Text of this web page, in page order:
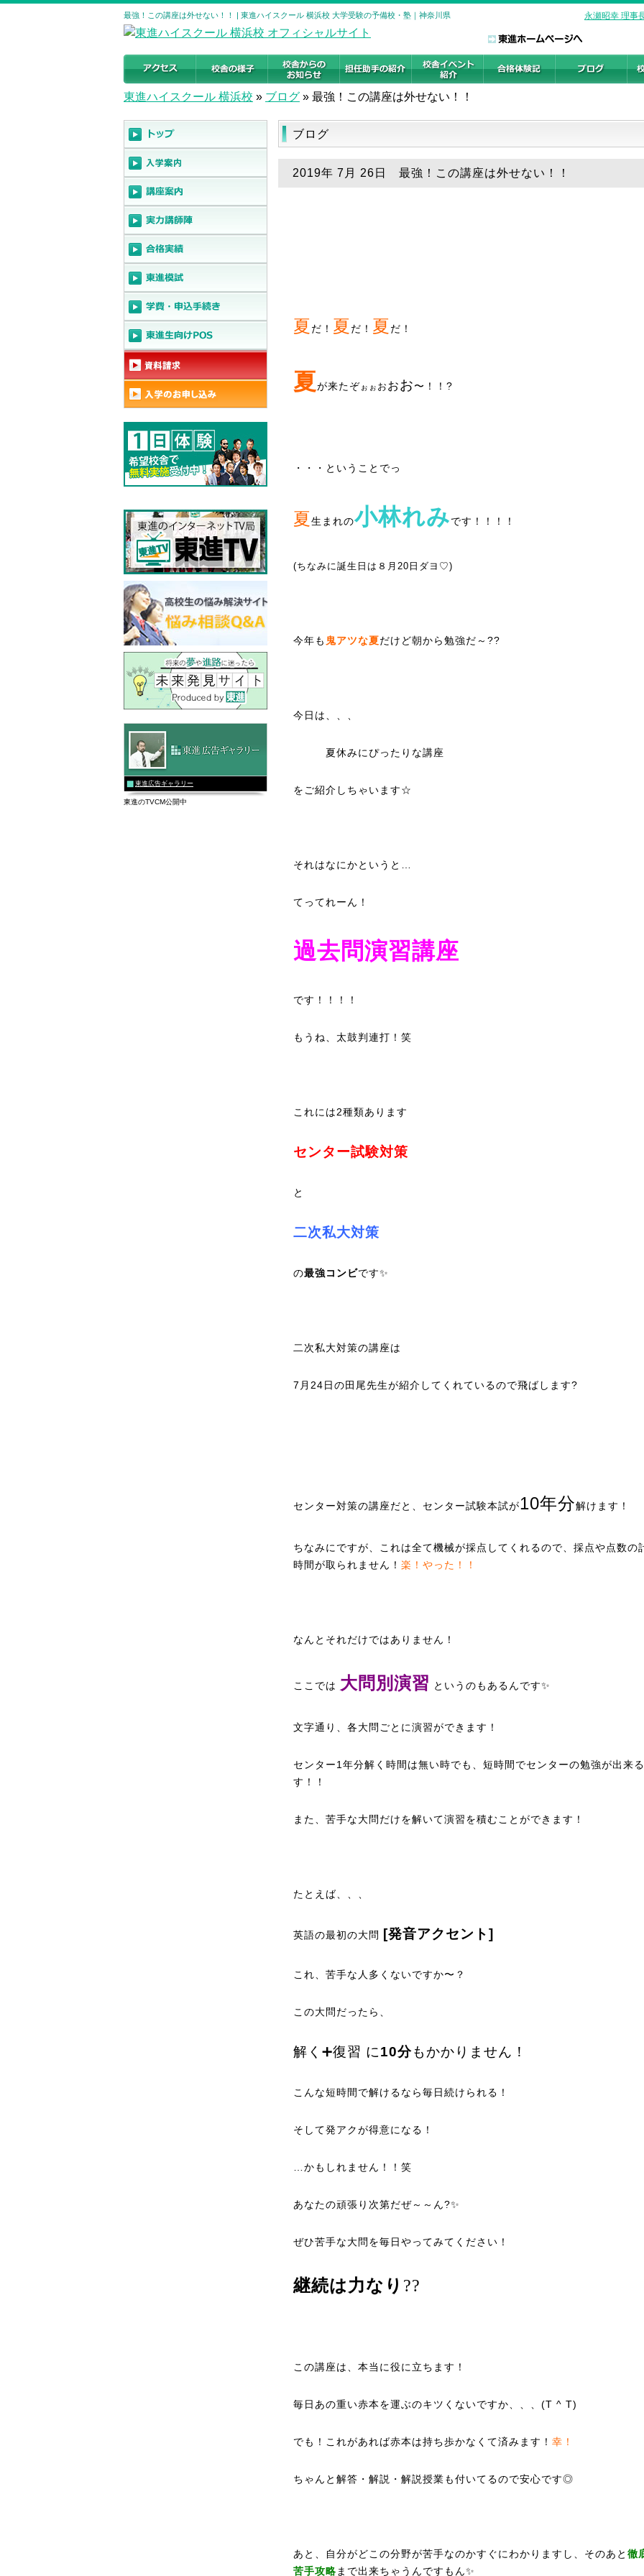
最強！この講座は外せない！！ | 東進ハイスクール 横浜校 大学受験の予備校・塾｜神奈川県 永瀬昭幸 理事
東進ハイスクール 横浜校 » ブログ » 最強！この講座は外せない！！
ブログ
2019年 7月 26日 最強！この講座は外せない！！
夏 だ！ 夏 だ！ 夏 だ！
夏が来たぞぉぉ お おお〜！！?
・・・ということでっ
夏生まれの小林れみです！！！！
(ちなみに誕生日は ８ 月 20 日ダヨ♡)
今年も 鬼アツな夏だけど朝から勉強だ～??
今日は、、、
夏休みにぴったりな講座
をご紹介しちゃいます☆
それはなにかというと…
てってれーん！
過去問演習講座
です！！！！
もうね、太鼓判連打！笑
これには2種類あります
センター試験対策
と
二次私大対策
の最強コンビです✨
二次私大対策の講座は
7月24日の田尾先生が紹介してくれているので飛ばします?
センター対策の講座だと、センター試験本試が10年分解けます！
ちなみにですが、これは全て機械が採点してくれるので、採点や点数の
時間が取られません！ 楽！やった！！
なんとそれだけではありません！
ここでは 大問別演習 というのもあるんです✨
文字通り、各大問ごとに演習ができます！
センター1 年分解く時間は無い時でも、短時間でセンターの勉強が出来
す！！
また、苦手な大問だけを解いて演習を積むことができます！
たとえば、、、
英語の最初の大問 [発音アクセント]
これ、苦手な人多くないですか〜？
この大問だったら、
解く➕復習 に10分もかかりません！
こんな短時間で解けるなら毎日続けられる！
そして発アクが得意になる！
…かもしれません！！笑
あなたの頑張り次第だぜ～～ん?✨
ぜひ苦手な大問を毎日やってみてください！
継続は力なり ??
この講座は、本当に役に立ちます！
毎日あの重い赤本を運ぶのキツくないですか、、、(T ^ T)
でも！これがあれば赤本は持ち歩かなくて済みます！ 幸！
ちゃんと解答・解説・解説授業も付いてるので安心です◎
あと、自分がどこの分野が苦手なのかすぐにわかりますし、そのあと 徹
苦手攻略 まで出来ちゃうんですもん✨
東進広告ギャラリー
東進のTVCM公開中